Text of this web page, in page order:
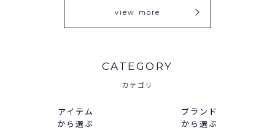
view more
CATEGORY
カテゴリ
アイテム
から選ぶ
ブランド
から選ぶ